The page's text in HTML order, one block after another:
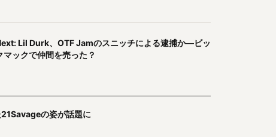
Lil Durk、OTF Jamのスニッチによる逮捕か—ビッ
マックで仲間を売った？
の姿が話題に